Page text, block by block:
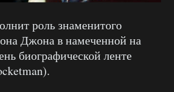
роль знаменитого
Джона в намеченной на
биографической ленте